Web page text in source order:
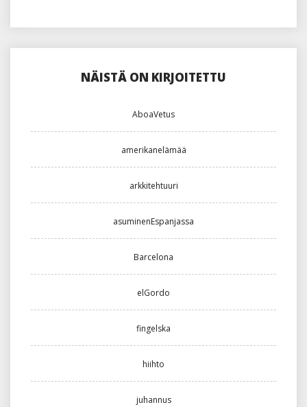
NÄISTÄ ON KIRJOITETTU
AboaVetus
amerikanelämää
arkkitehtuuri
asuminenEspanjassa
Barcelona
elGordo
fingelska
hiihto
juhannus